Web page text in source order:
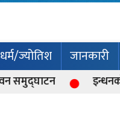
धर्म/ज्योतिश जानकारी
इन्धनको मुल्यमा